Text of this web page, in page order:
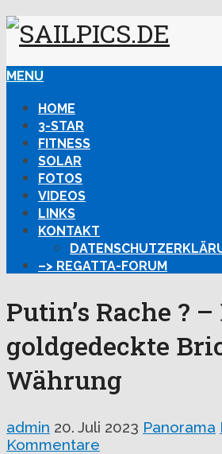
MENU
HOME
3-STAR
FITNESS
SOLAR
FOTOS
VIDEOS
LINKS
KONTAKT
–> REGATTA-FORUM
Putin’s Rache ? –
goldgedeckte
Währung
admin 20. Juli 2023 Panorama
Kommentare